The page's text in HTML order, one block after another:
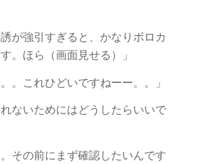
が強引すぎると、かなりボロカ
。ほら（画面見せる）」
。これひどいですねーー。。」
ないためにはどうしたらいいで
その前にまず確認したいんです